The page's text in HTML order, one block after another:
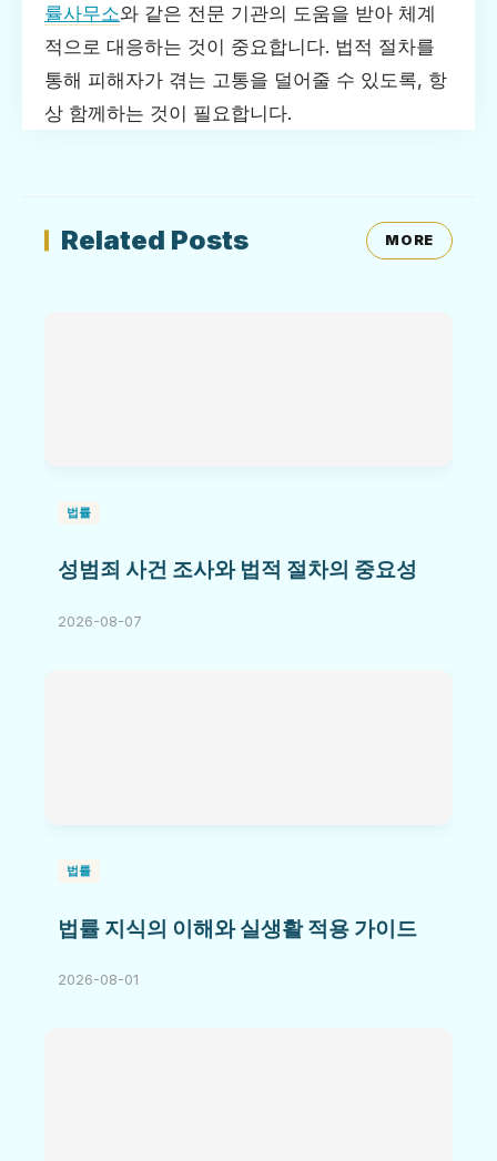
률사무소와 같은 전문 기관의 도움을 받아 체계
적으로 대응하는 것이 중요합니다. 법적 절차를
통해 피해자가 겪는 고통을 덜어줄 수 있도록, 항
상 함께하는 것이 필요합니다.
Related Posts MORE
법률
성범죄 사건 조사와 법적 절차의 중요성
2026-08-07
법률
법률 지식의 이해와 실생활 적용 가이드
2026-08-01